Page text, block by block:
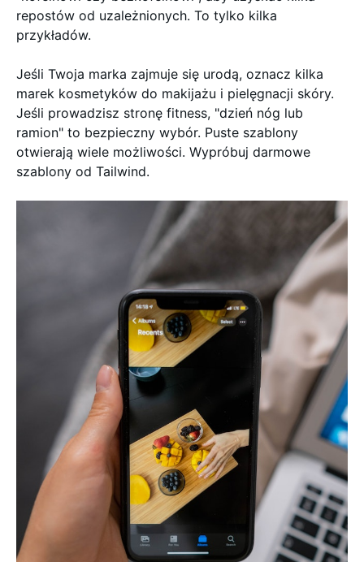
repostów od uzależnionych. To tylko kilka
przykładów.
Jeśli Twoja marka zajmuje się urodą, oznacz kilka
marek kosmetyków do makijażu i pielęgnacji skóry.
Jeśli prowadzisz stronę fitness, "dzień nóg lub
ramion" to bezpieczny wybór. Puste szablony
otwierają wiele możliwości. Wypróbuj darmowe
szablony od Tailwind.